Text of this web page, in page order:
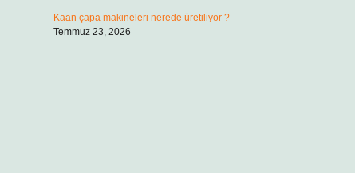
Kaan çapa makineleri nerede üretiliyor ?
Temmuz 23, 2026